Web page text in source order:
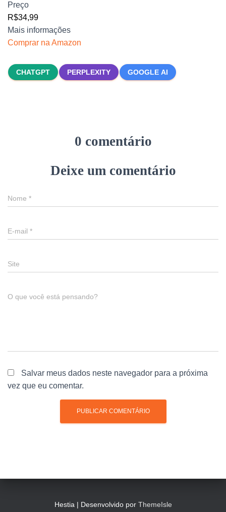
Preço
R$34,99
Mais informações
Comprar na Amazon
CHATGPT PERPLEXITY GOOGLE AI
0 comentário
Deixe um comentário
Nome *
E-mail *
Site
O que você está pensando?
Salvar meus dados neste navegador para a próxima
vez que eu comentar.
Hestia | Desenvolvido por ThemeIsle